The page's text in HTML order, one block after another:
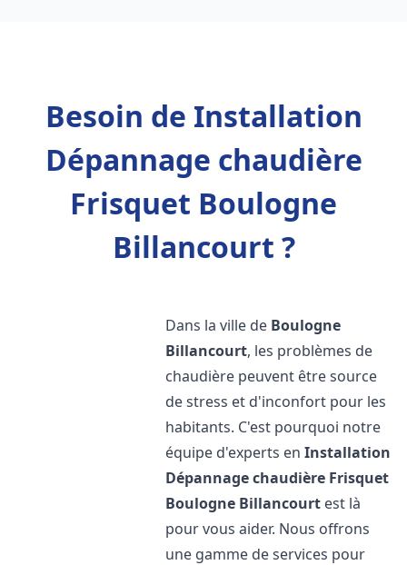
Besoin de Installation
Dépannage chaudière
Frisquet Boulogne
Billancourt ?
Dans la ville de Boulogne
Billancourt, les problèmes de
chaudière peuvent être source
de stress et d'inconfort pour les
habitants. C'est pourquoi notre
équipe d'experts enInstallation
Dépannage chaudière Frisquet
Boulogne Billancourt est là
pour vous aider. Nous offrons
une gamme de services pour